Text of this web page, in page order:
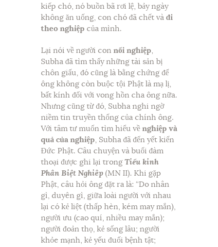
kiếp chó, nó buồn bã rơi lệ, bảy ngày
không ăn uống, con chó đã chết và đi
theo nghiệp của mình.
Lại nói về người con nối nghiệp
Subha đã tìm thấy những tài sản bị
chôn giấu, đó cũng là bằng chứng để
ông không còn buộc tội Phật là mạ lị,
bất kính đối với vong hồn cha ông nữa.
Nhưng cũng từ đó, Subha nghi ngờ
niềm tin truyền thống của chính ông.
Với tâm tư muốn tìm hiểu về nghiệp và
quả của nghiệp , Subha đã đến yết kiến
Đức Phật. Câu chuyện và buổi đàm
thoại được ghi lại trong Tiểu kinh
Phân Biệt Nghiêp (MN II). Khi gặp
Phật, câu hỏi ông đặt ra là: “Do nhân
gì, duyên gì, giữa loài người với nhau
lại có kẻ liệt (thấp hèn, kém may mắn),
người ưu (cao quí, nhiều may mắn);
người đoản thọ, kẻ sống lâu; người
khỏe mạnh, kẻ yếu đuối bệnh tật;